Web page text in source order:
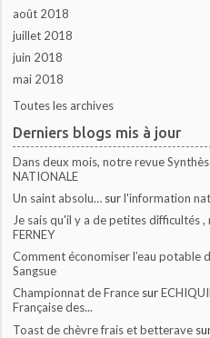
août 2018
juillet 2018
juin 2018
mai 2018
Toutes les archives
Derniers blogs mis à jour
Dans deux mois, notre revue
NATIONALE
Un saint absolu… surl'information
Je sais qu'il y a de petites difficultés ,
FERNEY
Comment économiser l’eau potable
Sangsue
Championnat de France sur
Française des...
Toast de chèvre frais et betterave